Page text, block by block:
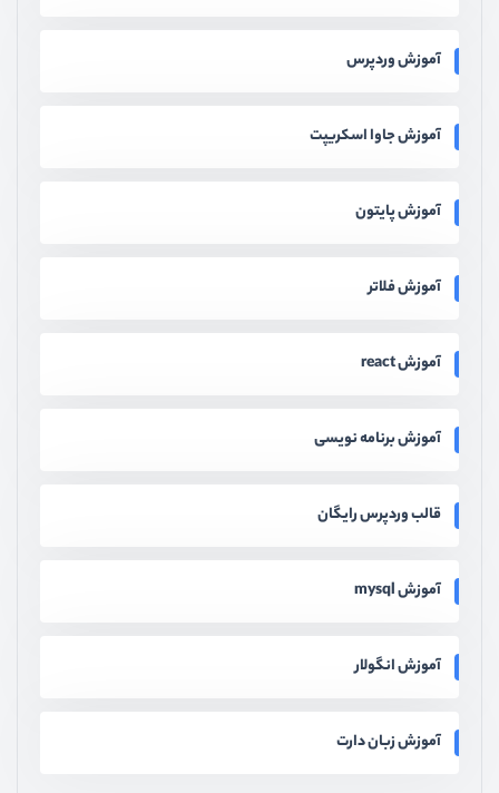
آموزش وردپرس
آموزش جاوا اسکریپت
آموزش پایتون
آموزش فلاتر
آموزش react
آموزش برنامه نویسی
قالب وردپرس رایگان
آموزش mysql
آموزش انگولار
آموزش زبان دارت